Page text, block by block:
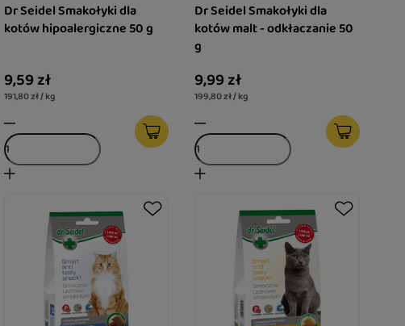
Dr Seidel Smakołyki dla
kotów hipoalergiczne 50 g
9,59 zł
191,80 zł / kg
Dr Seidel Smakołyki dla
kotów malt - odkłaczanie 50
g
9,99 zł
199,80 zł / kg